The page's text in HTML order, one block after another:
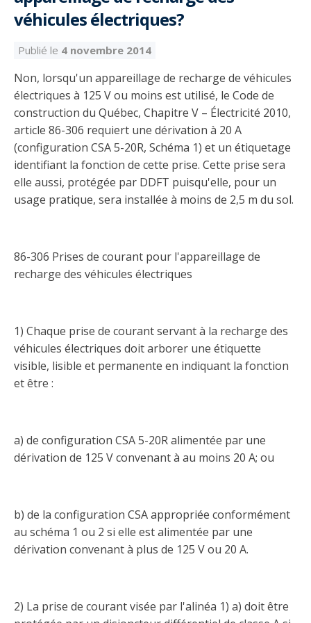
sensibilisation
Trouver un entrepreneur
Déposer une plainte
Comment choisir un entrepreneur électricien
d’électricité en construction
Attention : Licence obligatoire
Outils pratiques
Outils contre les tactiques illégales
Outils pour votre sécurité électrique
électriciens
Hydro-Québec
Ce
lien
s’ouvrira
dans
une
nouvelle
fenêtre
Quiz de la semaine
Documents de référence
Identification des véhicules et des documents
Tarifs et contre-tarifs douaniers
Outils pratiques
Outils et calculateurs
Petites annonces
entrepreneur
Service Démarrer une entreprise
Ce
lien
s’ouvrira
dans
une
nouvelle
fenêtre
Documents
Demande de délivrance ou de modification d’une
Admission à la CMEQ
Ressources informationnelles
Formulaires, guides et autres documents
informatifs
professionnelle
Service Démarrer une entreprise
Ce
une
nouvelle
Découvrir l'espace La CMEQ
À propos de la CMEQ
Mission et historique
Instances décisionnelles
Le personnel de la CMEQ
Rapports et documentation
Rapports annuels de la CMEQ
Logo et normes graphiques
Annonceurs (trousse médias)
Actualités
Découvrir l'espace Formation continue
Déclarer mes heures de FCO
Ce
lien
s’ouvrira
dans
une
nouvelle
fenêtre
Centre d'expertise et de formation
Offre de formation de la CMEQ
Mars, mois de la formation
Logos formation continue
Formations continue obligatoire
Suivre et déclarer ses heures de formations
Vidéos sur la formation continue obligatoire (FCO)
véhicules électriques?
Publié le 4 novembre 2014
Non, lorsqu'un appareillage de recharge de véhicules
électriques à 125 V ou moins est utilisé, le Code de
construction du Québec, Chapitre V – Électricité 2010,
article 86-306 requiert une dérivation à 20 A
(configuration CSA 5-20R, Schéma 1) et un étiquetage
identifiant la fonction de cette prise. Cette prise sera
elle aussi, protégée par DDFT puisqu'elle, pour un
usage pratique, sera installée à moins de 2,5 m du sol.
86-306 Prises de courant pour l'appareillage de
recharge des véhicules électriques
1) Chaque prise de courant servant à la recharge des
véhicules électriques doit arborer une étiquette
visible, lisible et permanente en indiquant la fonction
et être :
a) de configuration CSA 5-20R alimentée par une
dérivation de 125 V convenant à au moins 20 A; ou
b) de la configuration CSA appropriée conformément
au schéma 1 ou 2 si elle est alimentée par une
dérivation convenant à plus de 125 V ou 20 A.
2) La prise de courant visée par l'alinéa 1) a) doit être